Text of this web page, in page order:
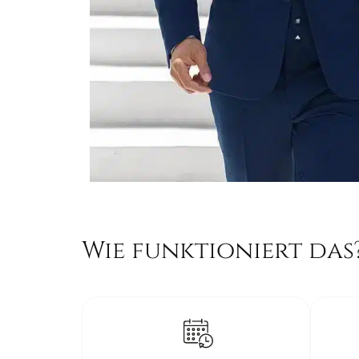
Wie funktioniert